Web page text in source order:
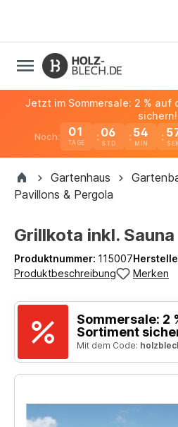
Noch: 01
TAGE
06 54
Jetzt im Sommersale: 2 % auf
sichern!
Gartenhaus
Pavillons & Pergola
Grillkota inkl.
Produktnummer: 115007
Produktbeschreibung
Merken
Sommersale: 2
Sortiment
Mit dem Code: